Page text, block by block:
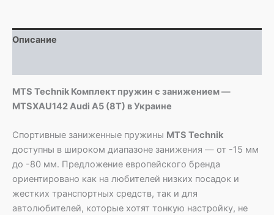
Audi
A5
Описание
MTS Technik Комплект пружин с занижением —
MTSXAU142 Audi A5 (8T) в Украине
Спортивные заниженные пружины MTS Technik
доступны в широком диапазоне занижения — от -15 мм
до -80 мм. Предложение европейского бренда
ориентировано как на любителей низких посадок и
жестких транспортных средств, так и для
автолюбителей, которые хотят тонкую настройку, не